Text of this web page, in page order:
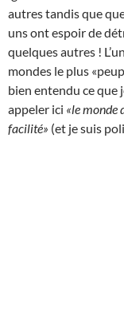
autres tandis que
uns ont espoir de
quelques autres !
mondes le plus
bien entendu ce que
appeler ici «le monde
facilité» (et je suis